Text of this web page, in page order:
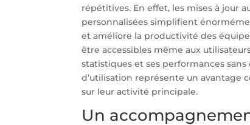
répétitives. En effet, les mises à jour
personnalisées simplifient
et améliore la productivité des
être accessibles même aux
statistiques et ses performances
d’utilisation représente un avantage
sur leur activité principale.
Un